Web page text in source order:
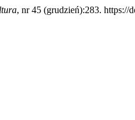
, nr 45 (grudzień):283. https://